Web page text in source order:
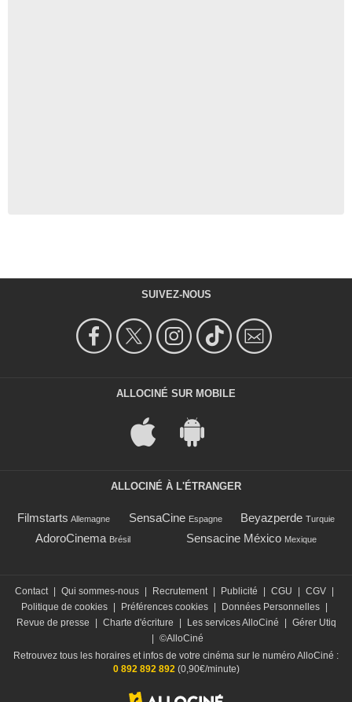
SUIVEZ-NOUS
ALLOCINÉ SUR MOBILE
ALLOCINÉ À L'ÉTRANGER
Filmstarts Allemagne SensaCine Espagne Beyazperde Turquie
AdoroCinema Brésil Sensacine México Mexique
Contact | Qui sommes-nous | Recrutement | Publicité | CGU | CGV |
Politique de cookies | Préférences cookies | Données Personnelles |
Revue de presse
| Charte d'écriture | Les services AlloCiné | Gérer Utiq
| ©AlloCiné
Retrouvez tous les horaires et infos de votre cinéma sur le numéro AlloCiné :
0 892 892 892 (0,90€/minute)